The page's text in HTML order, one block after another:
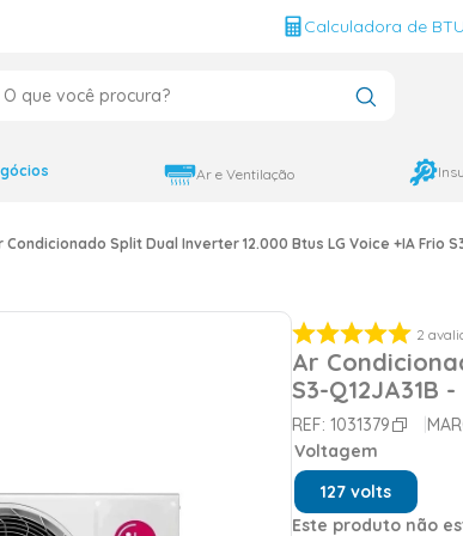
Calculadora de
Ar e Ventilação
Condicionado Split Dual Inverter 12.000 Btus LG Voice +IA Frio
2
Ar
S3-Q12JA31B
REF: 1031379
Voltagem
127 volts
Este produto não